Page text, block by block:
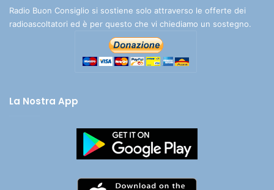
Radio Buon Consiglio si sostiene solo attraverso le offerte dei
radioascoltatori ed è per questo che vi chiediamo un sostegno.
La Nostra App